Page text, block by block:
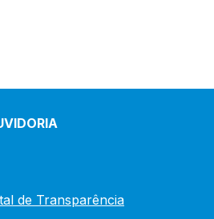
de Transparência